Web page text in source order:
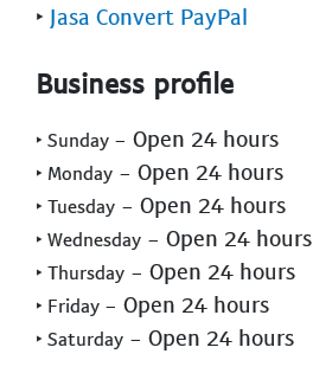
‣ Jasa Convert PayPal
Business profile
‣ Sunday - Open 24 hours
‣ Monday - Open 24 hours
‣ Tuesday - Open 24 hours
‣ Wednesday - Open 24 hours
‣ Thursday - Open 24 hours
‣ Friday - Open 24 hours
‣ Saturday - Open 24 hours